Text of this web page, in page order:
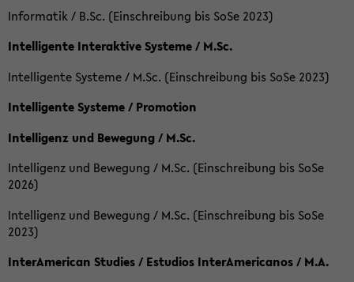
Informatik / B.Sc. (Einschreibung bis SoSe 2023)
Intelligente Interaktive Systeme / M.Sc.
Intelligente Systeme / M.Sc. (Einschreibung bis SoSe 2023)
Intelligente Systeme / Promotion
Intelligenz und Bewegung / M.Sc.
Intelligenz und Bewegung / M.Sc. (Einschreibung bis SoSe
2026)
Intelligenz und Bewegung / M.Sc. (Einschreibung bis SoSe
2023)
InterAmerican Studies / Estudios InterAmericanos / M.A.